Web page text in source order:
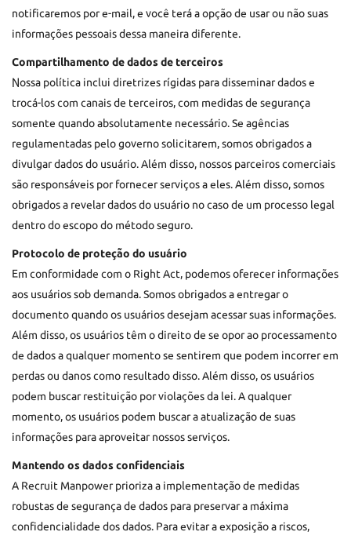
notificaremos por e-mail, e você terá a opção de usar ou não suas
informações pessoais dessa maneira diferente.
Compartilhamento de dados de terceiros
Nossa política inclui diretrizes rígidas para disseminar dados e
trocá-los com canais de terceiros, com medidas de segurança
somente quando absolutamente necessário. Se agências
regulamentadas pelo governo solicitarem, somos obrigados a
divulgar dados do usuário. Além disso, nossos parceiros comerciais
são responsáveis por fornecer serviços a eles. Além disso, somos
obrigados a revelar dados do usuário no caso de um processo legal
dentro do escopo do método seguro.
Protocolo de proteção do usuário
Em conformidade com o Right Act, podemos oferecer informações
aos usuários sob demanda. Somos obrigados a entregar o
documento quando os usuários desejam acessar suas informações.
Além disso, os usuários têm o direito de se opor ao processamento
de dados a qualquer momento se sentirem que podem incorrer em
perdas ou danos como resultado disso. Além disso, os usuários
podem buscar restituição por violações da lei. A qualquer
momento, os usuários podem buscar a atualização de suas
informações para aproveitar nossos serviços.
Mantendo os dados confidenciais
A Recruit Manpower prioriza a implementação de medidas
robustas de segurança de dados para preservar a máxima
confidencialidade dos dados. Para evitar a exposição a riscos,